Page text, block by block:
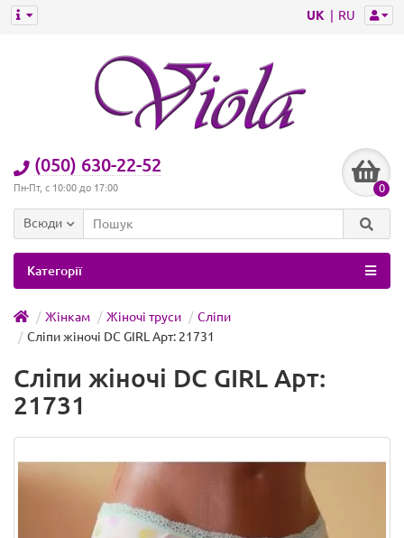
UK RU
(050) 630-22-52
Пн-Пт, с 10:00 до 17:00 0
Всюди
Категорії
Жінкам Жіночі труси
Сліпи
Сліпи жіночі DC GIRL Арт: 21731
Сліпи жіночі DC GIRL Арт:
21731